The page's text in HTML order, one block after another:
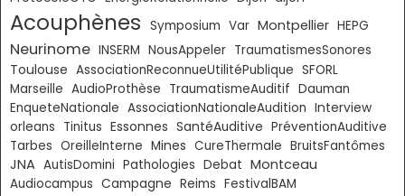
Acouphènes Symposium Var Montpellier HEPG
Neurinome INSERM NousAppeler TraumatismesSonores
Toulouse AssociationReconnueUtilitéPublique SFORL
Marseille AudioProthèse TraumatismeAuditif Dauman
EnqueteNationale AssociationNationaleAudition Interview
orleans Tinitus Essonnes SantéAuditive PréventionAuditive
Tarbes OreilleInterne Mines CureThermale BruitsFantômes
JNA AutisDomini Pathologies Debat Montceau
Audiocampus Campagne Reims FestivalBAM